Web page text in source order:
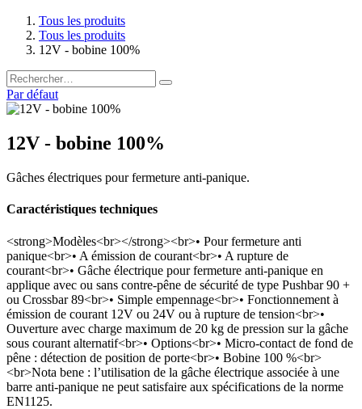
Tous les produits
Tous les produits
12V - bobine 100%
Par défaut
12V - bobine 100%
Gâches électriques pour fermeture anti-panique.
Caractéristiques techniques
<strong>Modèles<br></strong><br>• Pour fermeture anti
panique<br>• A émission de courant<br>• A rupture de
courant<br>• Gâche électrique pour fermeture anti-panique en
applique avec ou sans contre-pêne de sécurité de type Pushbar 90 +
ou Crossbar 89<br>• Simple empennage<br>• Fonctionnement à
émission de courant 12V ou 24V ou à rupture de tension<br>•
Ouverture avec charge maximum de 20 kg de pression sur la gâche
sous courant alternatif<br>• Options<br>• Micro-contact de fond de
pêne : détection de position de porte<br>• Bobine 100 %<br>
<br>Nota bene : l’utilisation de la gâche électrique associée à une
barre anti-panique ne peut satisfaire aux spécifications de la norme
EN1125.